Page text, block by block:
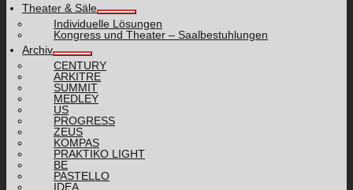
Theater & Säle
Individuelle Lösungen
Kongress und Theater – Saalbestuhlungen
Archiv
CENTURY
ARKITRE
SUMMIT
MEDLEY
US
PROGRESS
ZEUS
KOMPAS
PRAKTIKO LIGHT
BE
PASTELLO
IDEA